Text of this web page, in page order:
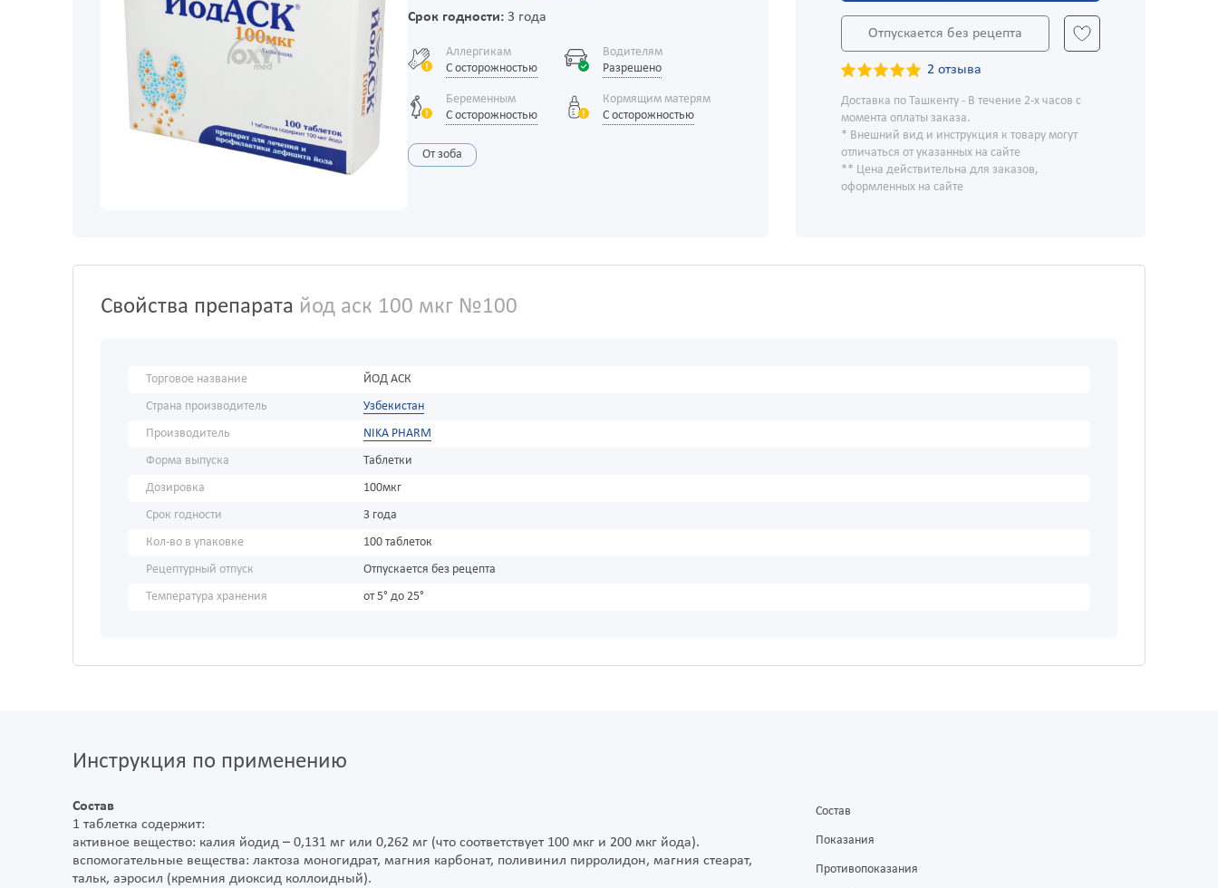
Срок годности:3 года
Аллергикам
С осторожностью
Водителям
Разрешено
Беременным
С осторожностью
Кормящим матерям
С осторожностью
От зоба
Отпускается без рецепта
2 отзыва
Доставка по Ташкенту - В течение 2-х часов с
момента оплаты заказа.
* Внешний вид и инструкция к товару могут
отличаться от указанных на сайте
** Цена действительна для заказов,
оформленных на сайте
Свойства препарата йод аск 100 мкг №100
Торговое название
ЙОД АСК
Страна производитель
Узбекистан
Производитель
NIKA PHARM
Форма выпуска
Таблетки
Дозировка
100мкг
Срок годности
3 года
Кол-во в упаковке
100 таблеток
Рецептурный отпуск
Отпускается без рецепта
Температура хранения
от 5° до 25°
Инструкция по применению
Состав
1 таблетка содержит:
активное вещество: калия йодид – 0,131 мг или 0,262 мг (что соответствует 100 мкг и 200 мкг йода).
вспомогательные вещества: лактоза моногидрат, магния карбонат, поливинил пирролидон, магния стеарат,
тальк, аэросил (кремния диоксид коллоидный).
Состав
Показания
Противопоказания